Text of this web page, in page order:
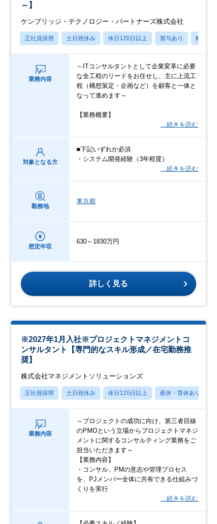
～】
ケンブリッジ・テクノロジー・パートナーズ株式会社
正社員採用 土日祝休み 休日120日以上 賞与あり 転勤な
業務内容
～ITコンサルタントとして企業変革に必要
な全工程のリードをお任せし、主に上流工
程（構想策定・企画など）を顧客と一体と
なって進めます～
【業務概要】
…続きを読む
対象となる方
■下記いずれか必須
・システム開発経験（3年程度）
…続きを読む
勤務地
東京都
想定年収
630～1830万円
詳しく見る
※2027年1月入社※プロジェクトマネジメントコ
ンサルタント【専門的なスキル形成／在宅勤務推
奨】
株式会社マネジメントソリューションズ
正社員採用 土日祝休み 休日120日以上 産休・育休あり
業務内容
～プロジェクトの成功に向け、第三者目線
のPMOという立場からプロジェクトマネジ
メントに関するコンサルティング業務をご
担当いただきます～
【業務内容】
・コンサル、PMの意志や管理プロセス
を、PJメンバー全体に共有できる仕組みづ
くりを実行
…続きを読む